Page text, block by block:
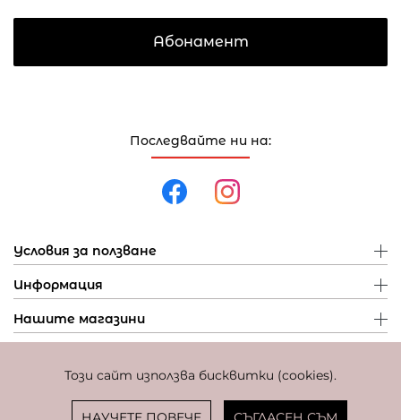
Този сайт използва бисквитки (cookies).
Последвайте ни на:
Условия за ползване
Информация
Нашите магазини
Абонамент
Фиксиран курс за превалутиране: 1 EUR = 1,95583 BGN